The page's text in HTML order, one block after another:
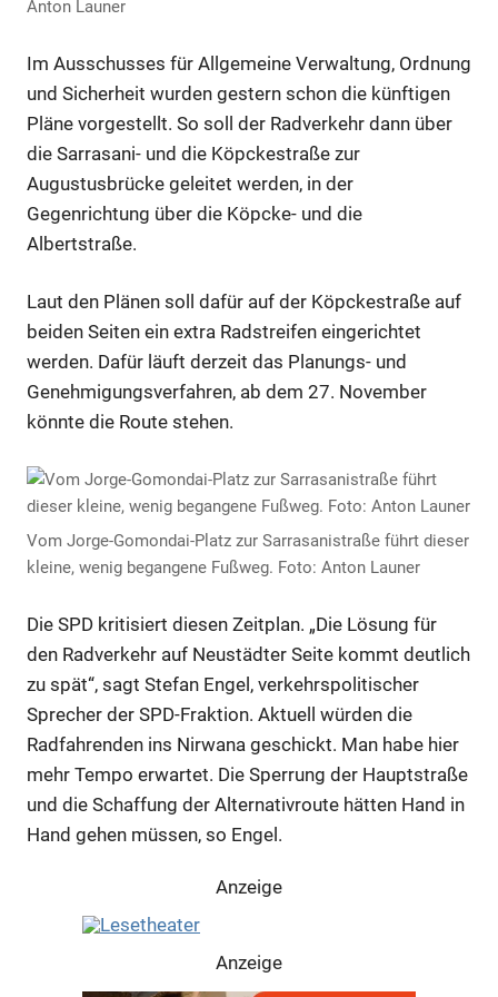
Anton Launer
Im Ausschusses für Allgemeine Verwaltung, Ordnung
und Sicherheit wurden gestern schon die künftigen
Pläne vorgestellt. So soll der Radverkehr dann über
die Sarrasani- und die Köpckestraße zur
Augustusbrücke geleitet werden, in der
Gegenrichtung über die Köpcke- und die
Albertstraße.
Laut den Plänen soll dafür auf der Köpckestraße auf
beiden Seiten ein extra Radstreifen eingerichtet
werden. Dafür läuft derzeit das Planungs- und
Genehmigungsverfahren, ab dem 27. November
könnte die Route stehen.
Vom Jorge-Gomondai-Platz zur Sarrasanistraße führt dieser
kleine, wenig begangene Fußweg. Foto: Anton Launer
Die SPD kritisiert diesen Zeitplan. „Die Lösung für
den Radverkehr auf Neustädter Seite kommt deutlich
zu spät“, sagt Stefan Engel, verkehrspolitischer
Sprecher der SPD-Fraktion. Aktuell würden die
Radfahrenden ins Nirwana geschickt. Man habe hier
mehr Tempo erwartet. Die Sperrung der Hauptstraße
und die Schaffung der Alternativroute hätten Hand in
Hand gehen müssen, so Engel.
Anzeige
Anzeige